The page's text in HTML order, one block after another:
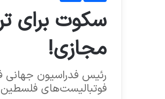
سکوت برای
مجازی!
رئیس فدراسیون جهانی
فوتبالیست‌های فلسطین